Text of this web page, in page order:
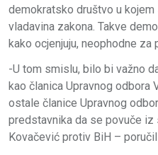
demokratsko društvo u
vladavina zakona. Takve
kako ocjenjuju, neophodne za
-U tom smislu, bilo bi važno
kao članica Upravnog odbora
ostale članice Upravnog
predstavnika da se povuče iz
Kovačević protiv BiH –